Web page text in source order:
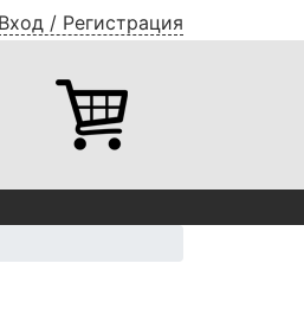
Вход / Регистрация